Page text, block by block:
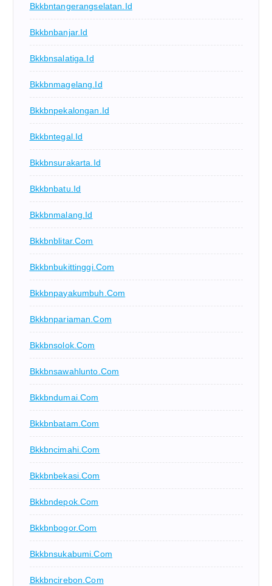
Bkkbntangerangselatan.id
Bkkbnbanjar.id
Bkkbnsalatiga.id
Bkkbnmagelang.id
Bkkbnpekalongan.id
Bkkbntegal.id
Bkkbnsurakarta.id
Bkkbnbatu.id
Bkkbnmalang.id
Bkkbnblitar.com
Bkkbnbukittinggi.com
Bkkbnpayakumbuh.com
Bkkbnpariaman.com
Bkkbnsolok.com
Bkkbnsawahlunto.com
Bkkbndumai.com
Bkkbnbatam.com
Bkkbncimahi.com
Bkkbnbekasi.com
Bkkbndepok.com
Bkkbnbogor.com
Bkkbnsukabumi.com
Bkkbncirebon.com